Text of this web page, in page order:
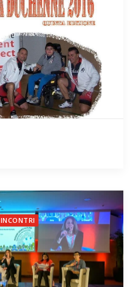
INCONTRI